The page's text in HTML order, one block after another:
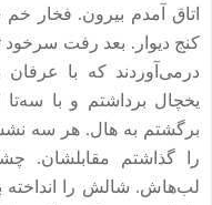
اتاق آمدم بیرون. فخار خم
کنج دیوار . بعد رفت سرخود
درمی‌آوردند که با عرفان
یخچال برداشتم و با
برگشتم به هال. هر سه
را گذاشتم مقابلشان.
لب‌هاش. شالش را